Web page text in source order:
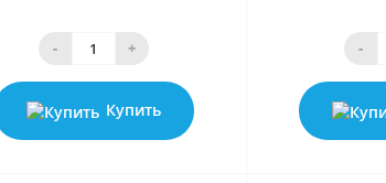
- +
Купить
-